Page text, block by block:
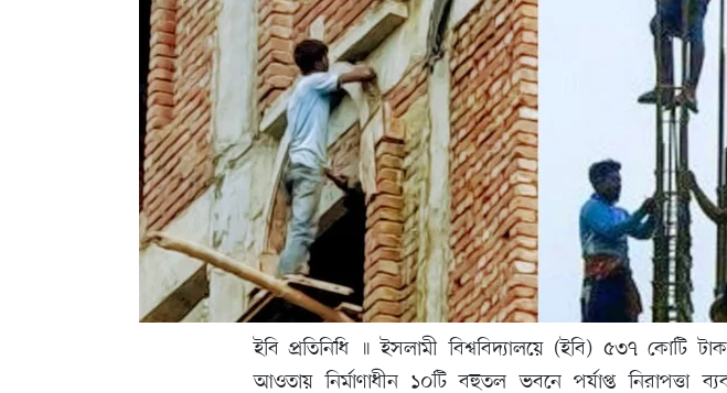
ইবি প্রতিনিধি ॥ ইসলামী বিশ্ববিদ্যালয়ে (ইবি) ৫৩৭ কোটি
আওতায় নির্মাণাধীন ১০টি বহুতল ভবনে পর্যাপ্ত নিরাপত্তা